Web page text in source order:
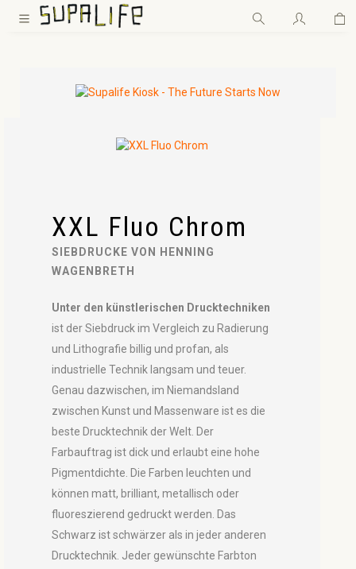
Zum Hauptinhalt springen
XXL Fluo Chrom
SIEBDRUCKE VON HENNING
WAGENBRETH
Unter den künstlerischen Drucktechniken
ist der Siebdruck im Vergleich zu Radierung
und Lithografie billig und profan, als
industrielle Technik langsam und teuer.
Genau dazwischen, im Niemandsland
zwischen Kunst und Massenware ist es die
beste Drucktechnik der Welt. Der
Farbauftrag ist dick und erlaubt eine hohe
Pigmentdichte. Die Farben leuchten und
können matt, brilliant, metallisch oder
fluoreszierend gedruckt werden. Das
Schwarz ist schwärzer als in jeder anderen
Drucktechnik. Jeder gewünschte Farbton